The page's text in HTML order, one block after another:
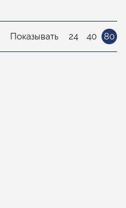
Показывать 24 40 80